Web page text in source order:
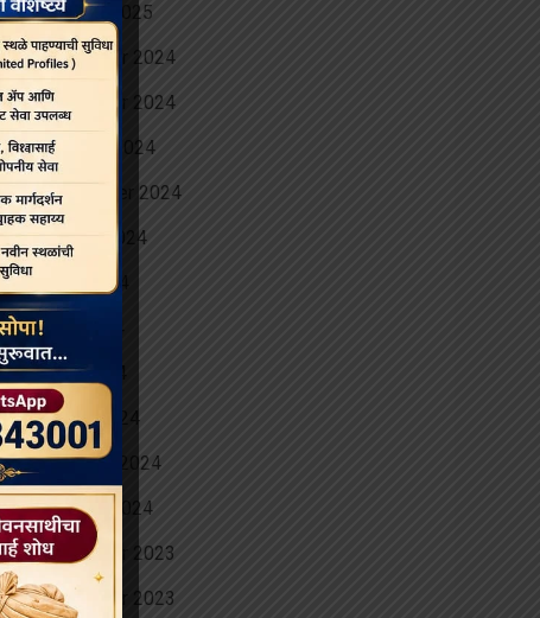
January 2025
December 2024
November 2024
October 2024
September 2024
August 2024
June 2024
May 2024
April 2024
March 2024
February 2024
January 2024
December 2023
November 2023